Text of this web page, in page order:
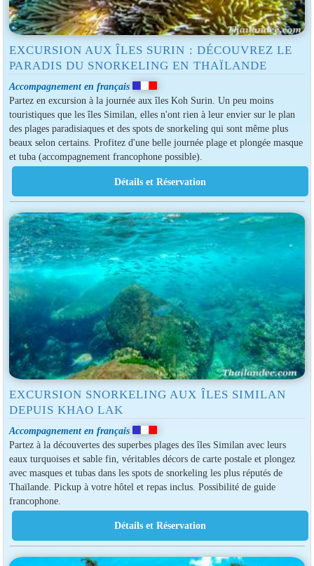
EXCURSION AUX ÎLES SURIN : DÉCOUVREZ LE
PARADIS DU SNORKELING EN THAÏLANDE
Accompagnement en français
Partez en excursion à la journée aux îles Koh Surin. Un peu moins
touristiques que les îles Similan, elles n'ont rien à leur envier sur le plan
des plages paradisiaques et des spots de snorkeling qui sont même plus
beaux selon certains. Profitez d'une belle journée plage et plongée masque
et tuba (accompagnement francophone possible).
EXCURSION SNORKELING AUX ÎLES SIMILAN
DEPUIS KHAO LAK
Accompagnement en français
Partez à la découvertes des superbes plages des îles Similan avec leurs
eaux turquoises et sable fin, véritables décors de carte postale et plongez
avec masques et tubas dans les spots de snorkeling les plus réputés de
Thaïlande. Pickup à votre hôtel et repas inclus. Possibilité de guide
francophone.